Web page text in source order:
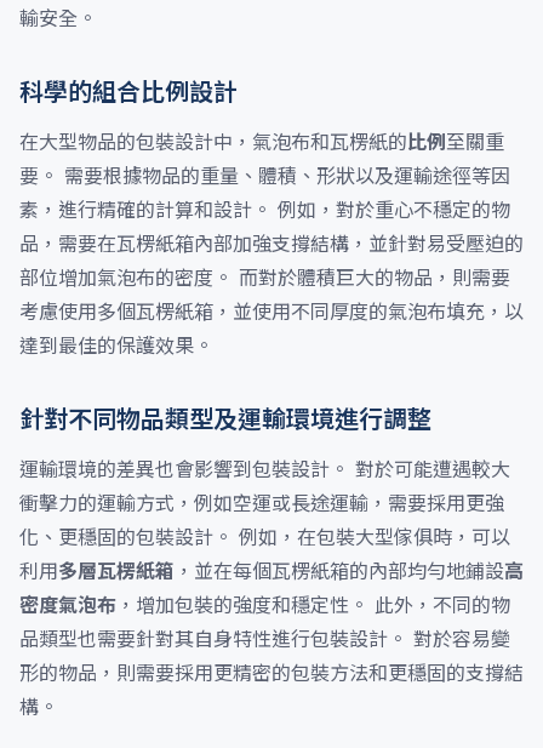
輸安全。
科學的組合比例設計
在大型物品的包裝設計中，氣泡布和瓦楞紙的比例至關重
要。 需要根據物品的重量、體積、形狀以及運輸途徑等因
素，進行精確的計算和設計。 例如，對於重心不穩定的物
品，需要在瓦楞紙箱內部加強支撐結構，並針對易受壓迫的
部位增加氣泡布的密度。 而對於體積巨大的物品，則需要
考慮使用多個瓦楞紙箱，並使用不同厚度的氣泡布填充，以
達到最佳的保護效果。
針對不同物品類型及運輸環境進行調整
運輸環境的差異也會影響到包裝設計。 對於可能遭遇較大
衝擊力的運輸方式，例如空運或長途運輸，需要採用更強
化、更穩固的包裝設計。 例如，在包裝大型傢俱時，可以
利用多層瓦楞紙箱 ，並在每個瓦楞紙箱的內部均勻地鋪設高
密度氣泡布 ，增加包裝的強度和穩定性。 此外，不同的物
品類型也需要針對其自身特性進行包裝設計。 對於容易變
形的物品，則需要採用更精密的包裝方法和更穩固的支撐結
構。